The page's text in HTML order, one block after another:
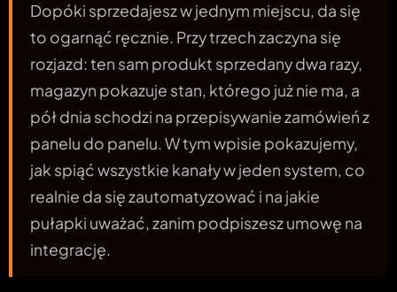
Dopóki sprzedajesz w jednym miejscu, da się
to ogarnąć ręcznie. Przy trzech zaczyna się
rozjazd: ten sam produkt sprzedany dwa razy,
magazyn pokazuje stan, którego już nie ma, a
pół dnia schodzi na przepisywanie zamówień z
panelu do panelu. W tym wpisie pokazujemy,
jak spiąć wszystkie kanały w jeden system, co
realnie da się zautomatyzować i na jakie
pułapki uważać, zanim podpiszesz umowę na
integrację.